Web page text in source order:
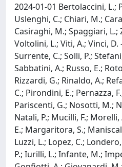
2024-01-01 Bertolaccini, L.;
Uslenghi, C.; Chiari, M.;
Casiraghi, M.; Spaggiari, L.;
Voltolini, L.; Viti, A.; Vinci, D.
Surrente, C.; Solli, P.;
Sabbatini, A.; Russo, E.;
Rizzardi, G.; Rinaldo, A.;
C.; Pirondini, E.; Pernazza,
Pariscenti, G.; Nosotti, M.;
Natali, P.; Mucilli, F.;
E.; Margaritora, S.;
Luzzi, L.; Lopez, C.;
P.; Iurilli, L.; Infante, M.;